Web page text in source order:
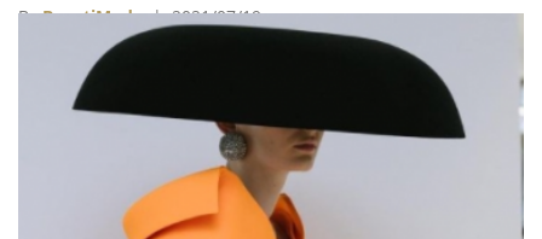
ByBeautiMode| 2021/07/19